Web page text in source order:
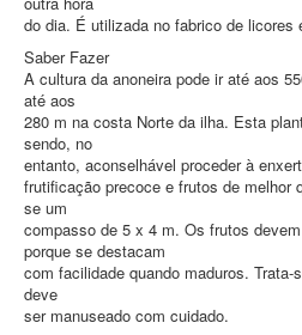
do dia. É utilizada no fabrico de licores
Saber Fazer
A cultura da anoneira pode ir até aos
até aos
280 m na costa Norte da ilha. Esta
sendo, no
entanto, aconselhável proceder à
frutificação precoce e frutos de melhor
se um
compasso de 5 x 4 m. Os frutos
porque se destacam
com facilidade quando maduros.
deve
ser manuseado com cuidado.